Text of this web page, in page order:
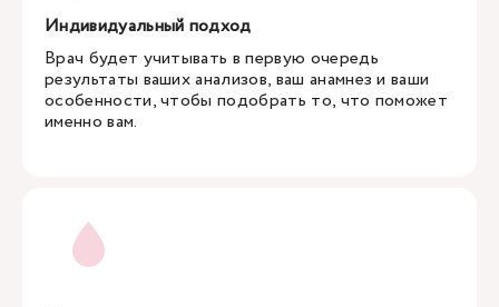
Индивидуальный подход
Врач будет учитывать в первую очередь
результаты ваших анализов, ваш анамнез и ваши
особенности, чтобы подобрать то, что поможет
именно вам.